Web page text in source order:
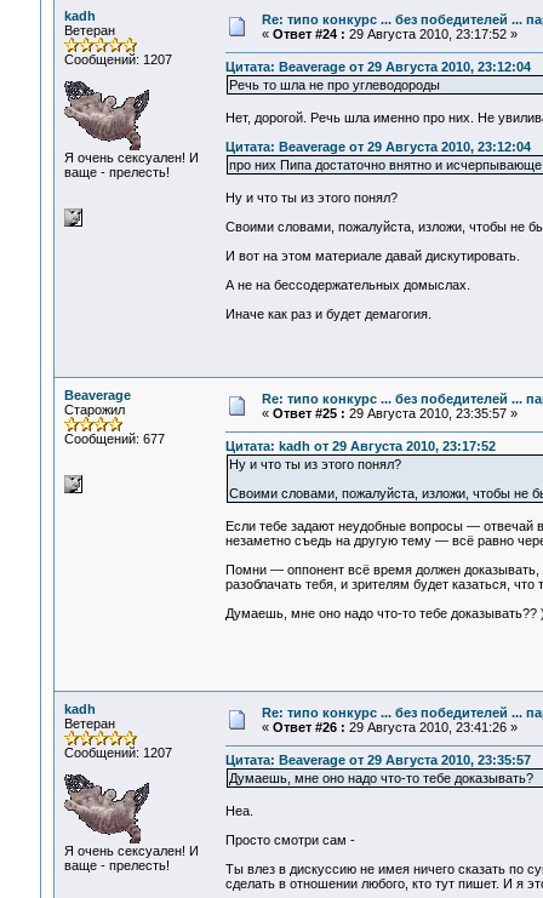
kadh
Ветеран
Сообщений: 1207
Я очень сексуален! И
ваще - прелесть!
Re: типо конкурс ... без победителей ...
« Ответ #24 : 29 Августа 2010, 23:17:52 »
Цитата: Beaverage от 29 Августа 2010, 23:12:04
Речь то шла не про углеводороды
Нет, дорогой. Речь шла именно про них. Не
Цитата: Beaverage от 29 Августа 2010, 23:12:04
про них Пипа достаточно внятно и
Ну и что ты из этого понял?
Своими словами, пожалуйста, изложи, чтобы не
И вот на этом материале давай дискутировать.
А не на бессодержательных домыслах.
Иначе как раз и будет демагогия.
Beaverage
Старожил
Сообщений: 677
Re: типо конкурс ... без победителей ...
« Ответ #25 : 29 Августа 2010, 23:35:57 »
Цитата: kadh от 29 Августа 2010, 23:17:52
Ну и что ты из этого понял?
Своими словами, пожалуйста, изложи, чтобы не
Если тебе задают неудобные вопросы — отвечай
незаметно съедь на другую тему — всё равно
Помни — оппонент всё время должен доказывать,
разоблачать тебя, и зрителям будет казаться,
Думаешь, мне оно надо что-то тебе доказывать??
kadh
Ветеран
Сообщений: 1207
Я очень сексуален! И
ваще - прелесть!
Re: типо конкурс ... без победителей ...
« Ответ #26 : 29 Августа 2010, 23:41:26 »
Цитата: Beaverage от 29 Августа 2010, 23:35:57
Думаешь, мне оно надо что-то тебе доказывать?
Неа.
Просто смотри сам -
Ты влез в дискуссию не имея ничего сказать по
сделать в отношении любого, кто тут пишет. И я